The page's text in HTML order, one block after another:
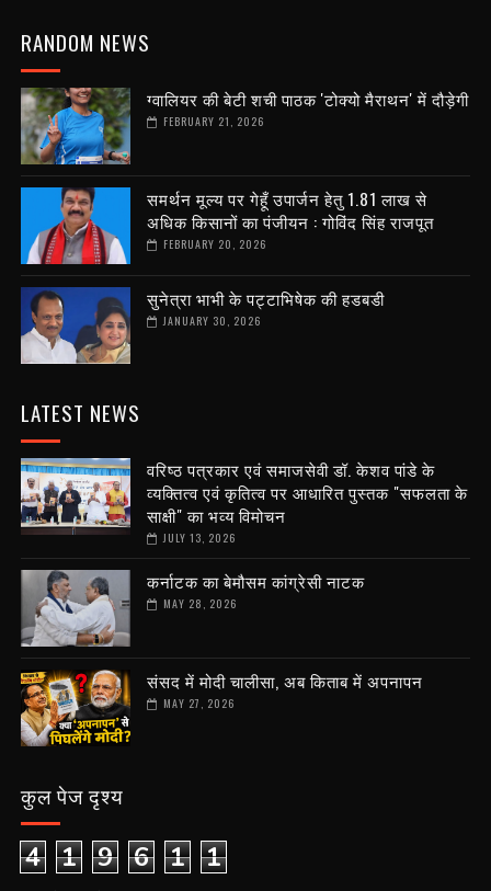
RANDOM NEWS
ग्वालियर की बेटी शची पाठक 'टोक्यो मैराथन' में दौड़ेगी
FEBRUARY 21, 2026
समर्थन मूल्य पर गेहूँ उपार्जन हेतु 1.81 लाख से
अधिक किसानों का पंजीयन : गोविंद सिंह राजपूत
FEBRUARY 20, 2026
सुनेत्रा भाभी के पट्टाभिषेक की हडबडी
JANUARY 30, 2026
LATEST NEWS
वरिष्ठ पत्रकार एवं समाजसेवी डॉ. केशव पांडे के
व्यक्तित्व एवं कृतित्व पर आधारित पुस्तक "सफलता के
साक्षी" का भव्य विमोचन
JULY 13, 2026
कर्नाटक का बेमौसम कांग्रेसी नाटक
MAY 28, 2026
संसद में मोदी चालीसा, अब किताब में अपनापन
MAY 27, 2026
कुल पेज दृश्य
4 1 9 6 1 1